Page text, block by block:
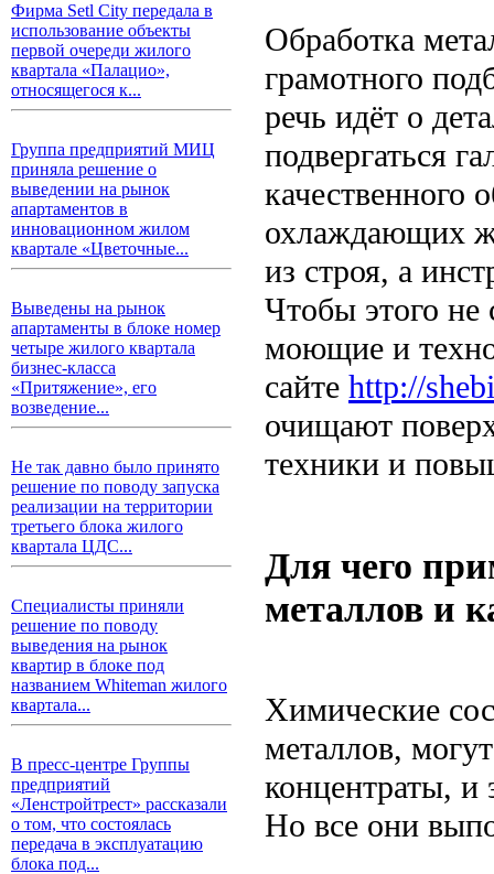
Фирма Setl City передала в
использование объекты
первой очереди жилого
квартала «Палацио»,
относящегося к...
Группа предприятий МИЦ
приняла решение о
выведении на рынок
апартаментов в
инновационном жилом
квартале «Цветочные...
Выведены на рынок
апартаменты в блоке номер
четыре жилого квартала
бизнес-класса
«Притяжение», его
возведение...
Не так давно было принято
решение по поводу запуска
реализации на территории
третьего блока жилого
квартала ЦДС...
Специалисты приняли
решение по поводу
выведения на рынок
квартир в блоке под
названием Whiteman жилого
квартала...
В пресс-центре Группы
предприятий
«Ленстройтрест» рассказали
о том, что состоялась
передача в эксплуатацию
блока под...
Обработка
грамотного
речь идёт о
подвергаться
качественного
охлаждающих
из строя, а
Чтобы этого не
моющие и
сайте http://
очищают
техники и
Для чего
металлов и
Химические
металлов,
концентраты,
Но все они